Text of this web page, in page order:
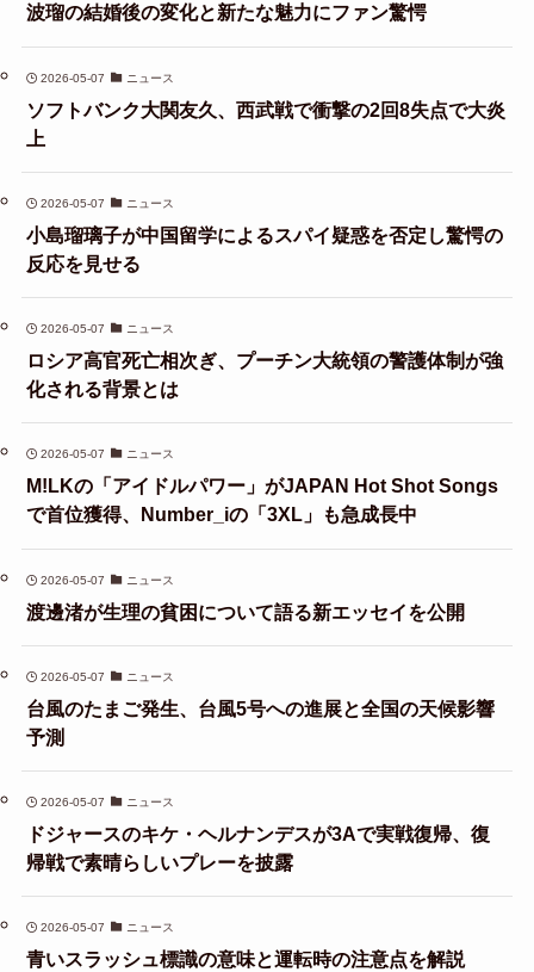
波瑠の結婚後の変化と新たな魅力にファン驚愕
2026-05-07 ニュース
ソフトバンク大関友久、西武戦で衝撃の2回8失点で大炎
上
2026-05-07 ニュース
小島瑠璃子が中国留学によるスパイ疑惑を否定し驚愕の
反応を見せる
2026-05-07 ニュース
ロシア高官死亡相次ぎ、プーチン大統領の警護体制が強
化される背景とは
2026-05-07 ニュース
M!LKの「アイドルパワー」がJAPAN Hot Shot Songs
で首位獲得、Number_iの「3XL」も急成長中
2026-05-07 ニュース
渡邊渚が生理の貧困について語る新エッセイを公開
2026-05-07 ニュース
台風のたまご発生、台風5号への進展と全国の天候影響
予測
2026-05-07 ニュース
ドジャースのキケ・ヘルナンデスが3Aで実戦復帰、復
帰戦で素晴らしいプレーを披露
2026-05-07 ニュース
青いスラッシュ標識の意味と運転時の注意点を解説